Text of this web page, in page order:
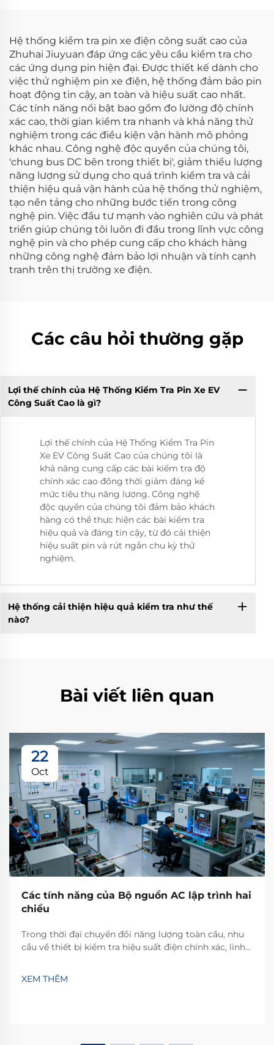
Hệ thống kiểm tra pin xe điện công suất cao của
Zhuhai Jiuyuan đáp ứng các yêu cầu kiểm tra cho
các ứng dụng pin hiện đại. Được thiết kế dành cho
việc thử nghiệm pin xe điện, hệ thống đảm bảo pin
hoạt động tin cậy, an toàn và hiệu suất cao nhất.
Các tính năng nổi bật bao gồm đo lường độ chính
xác cao, thời gian kiểm tra nhanh và khả năng thử
nghiệm trong các điều kiện vận hành mô phỏng
khác nhau. Công nghệ độc quyền của chúng tôi,
'chung bus DC bên trong thiết bị', giảm thiểu lượng
năng lượng sử dụng cho quá trình kiểm tra và cải
thiện hiệu quả vận hành của hệ thống thử nghiệm,
tạo nền tảng cho những bước tiến trong công
nghệ pin. Việc đầu tư mạnh vào nghiên cứu và phát
triển giúp chúng tôi luôn đi đầu trong lĩnh vực công
nghệ pin và cho phép cung cấp cho khách hàng
những công nghệ đảm bảo lợi nhuận và tính cạnh
tranh trên thị trường xe điện.
Các câu hỏi thường gặp
Lợi thế chính của Hệ Thống Kiểm Tra Pin Xe EV
Công Suất Cao là gì?
Lợi thế chính của Hệ Thống Kiểm Tra Pin
Xe EV Công Suất Cao của chúng tôi là
khả năng cung cấp các bài kiểm tra độ
chính xác cao đồng thời giảm đáng kể
mức tiêu thụ năng lượng. Công nghệ
độc quyền của chúng tôi đảm bảo khách
hàng có thể thực hiện các bài kiểm tra
hiệu quả và đáng tin cậy, từ đó cải thiện
hiệu suất pin và rút ngắn chu kỳ thử
nghiệm.
Hệ thống cải thiện hiệu quả kiểm tra như thế
nào?
Bài viết liên quan
22
Oct
Các tính năng của Bộ nguồn AC lập trình hai
chiều
Trong thời đại chuyển đổi năng lượng toàn cầu, nhu
cầu về thiết bị kiểm tra hiệu suất điện chính xác, linh
các lĩnh vực như năng lượng mới và xe điện. Một
nguồn điện xoay chiều hai chiều lập trình được...
XEM THÊM